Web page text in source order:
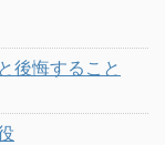
後悔すること